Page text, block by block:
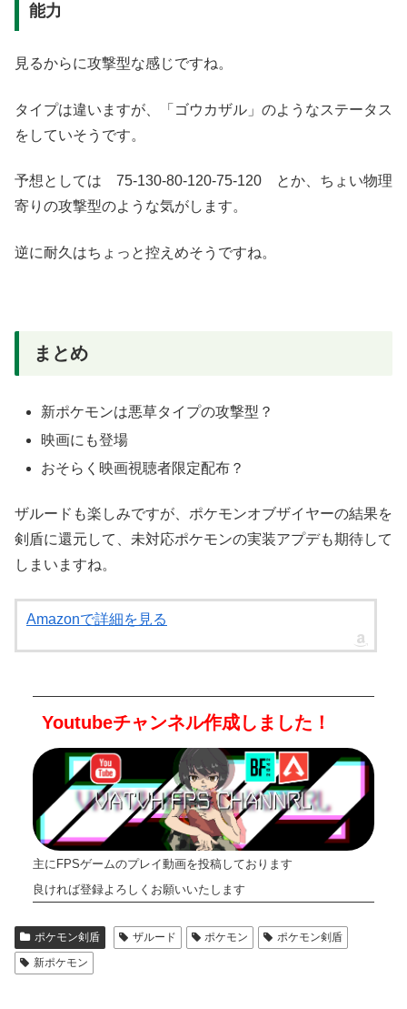
能力
見るからに攻撃型な感じですね。
タイプは違いますが、「ゴウカザル」のようなステータス
をしていそうです。
予想としては 75-130-80-120-75-120 とか、ちょい物理
寄りの攻撃型のような気がします。
逆に耐久はちょっと控えめそうですね。
まとめ
新ポケモンは悪草タイプの攻撃型？
映画にも登場
おそらく映画視聴者限定配布？
ザルードも楽しみですが、ポケモンオブザイヤーの結果を
剣盾に還元して、未対応ポケモンの実装アプデも期待して
しまいますね。
Amazonで詳細を見る
Youtubeチャンネル作成しました！
主にFPSゲームのプレイ動画を投稿しております
良ければ登録よろしくお願いいたします
ポケモン剣盾 ザルード ポケモン
ポケモン剣盾
新ポケモン